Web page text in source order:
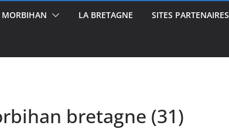
MORBIHAN LA BRETAGNE SITES PARTENAIRES
bretagne (31)